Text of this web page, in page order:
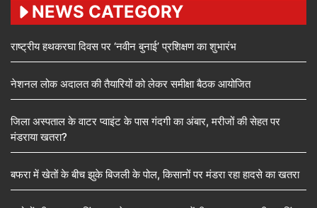
NEWS CATEGORY
राष्ट्रीय हथकरघा दिवस पर ‘नवीन बुनाई’ प्रशिक्षण का शुभारंभ
नेशनल लोक अदालत की तैयारियों को लेकर समीक्षा बैठक आयोजित
जिला अस्पताल के वाटर प्वाइंट के पास गंदगी का अंबार, मरीजों की सेहत पर
मंडराया खतरा?
बफरा में खेतों के बीच झुके बिजली के पोल, किसानों पर मंडरा रहा हादसे का खतरा